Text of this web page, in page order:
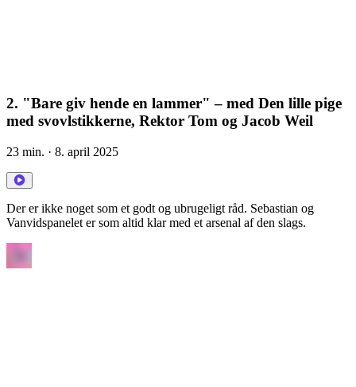
2. "Bare giv hende en lammer" – med Den lille pige
med svovlstikkerne, Rektor Tom og Jacob Weil
23 min. · 8. april 2025
Der er ikke noget som et godt og ubrugeligt råd. Sebastian og
Vanvidspanelet er som altid klar med et arsenal af den slags.